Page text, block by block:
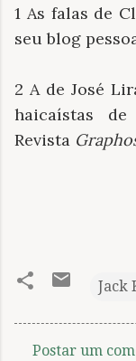
1 As falas de
seu blog
2 A de José
haicaístas de
Revista
Jack
Postar um